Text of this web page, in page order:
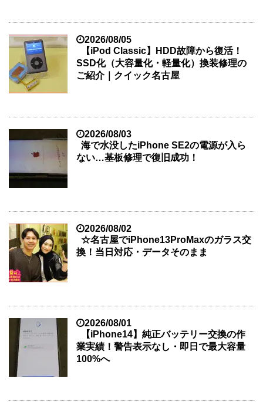
2026/08/05
【iPod Classic】HDD故障から復活！
SSD化（大容量化・軽量化）換装修理の
ご紹介｜クイック名古屋
2026/08/03
海で水没したiPhone SE2の電源が入ら
ない…基板修理で復旧成功！
2026/08/02
☆名古屋でiPhone13ProMaxのガラス交
換！当日対応・データそのまま
2026/08/01
【iPhone14】純正バッテリー交換の作
業実績！警告表示なし・即日で最大容量
100%へ